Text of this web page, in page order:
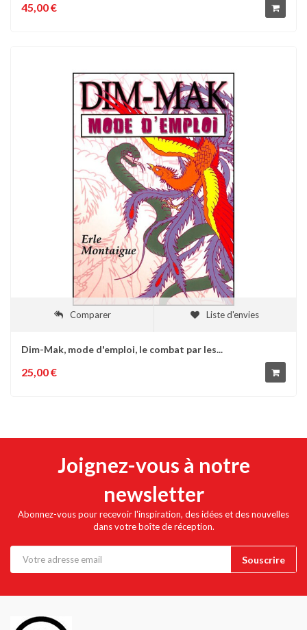
45,00 €
Comparer Liste d'envies
Dim-Mak, mode d'emploi, le combat par les...
25,00 €
Joignez-vous à notre
newsletter
Abonnez-vous pour recevoir l'inspiration, des idées et des nouvelles
dans votre boîte de réception.